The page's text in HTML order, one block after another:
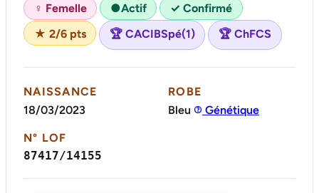
♀ Femelle ●Actif
✓ Confirmé
★ 2/6 pts
🏆 CACIBSpé(1) 🏆 ChFCS
NAISSANCE
18/03/2023
ROBE
Bleu
Génétique
N° LOF
87417/14155